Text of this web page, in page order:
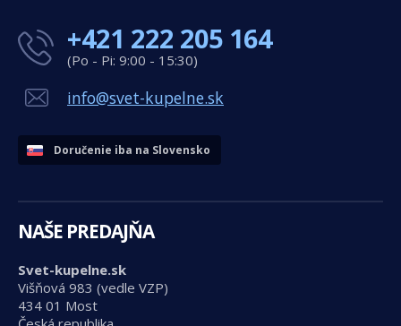
+421 222 205 164
(Po - Pi: 9:00 - 15:30)
info@svet-kupelne.sk
Doručenie iba na Slovensko
NAŠE PREDAJŇA
Svet-kupelne.sk
Višňová 983 (vedle VZP)
434 01 Most